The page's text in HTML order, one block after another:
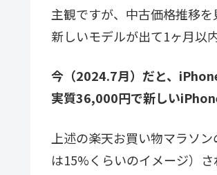
主観ですが、中古価格推移
新しいモデルが出て1ヶ月以
今（2024.7月）だと、
実質36,000円で新しい
上述の楽天お買い物マラソ
は15%くらいのイメージ）さ